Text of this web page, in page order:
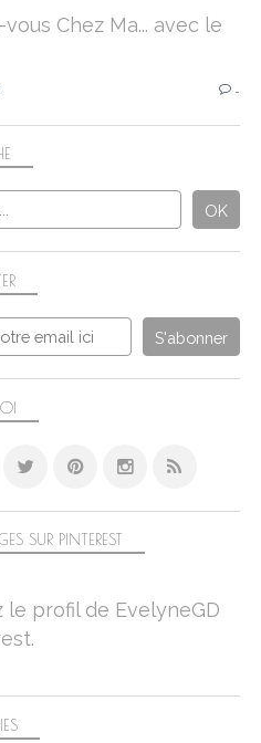
SUR PINTEREST
le profil de EvelyneGD